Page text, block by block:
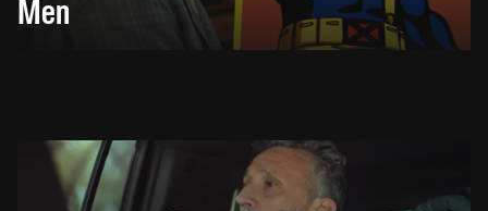
Men